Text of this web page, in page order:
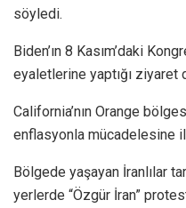
söyledi.
Biden’ın 8 Kasım’daki
eyaletlerine yaptığı ziyaret
California’nın Orange
enflasyonla mücadelesine
Bölgede yaşayan İranlılar
yerlerde “Özgür İran”